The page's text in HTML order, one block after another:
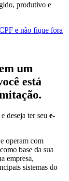
produtivo e
e não fique fora
um
está
e deseja ter seu e-
operam com
como base da sua
empresa,
sistemas do